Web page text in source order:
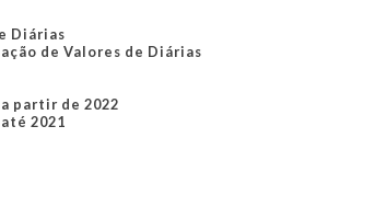
Diárias
de Valores de Diárias
partir de 2022
2021